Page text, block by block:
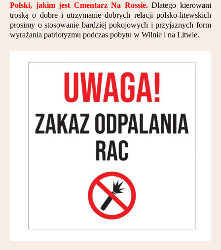
Polski, jakim jest Cmentarz Na Rossie.Dlatego kierowani
troską o dobre i utrzymanie dobrych relacji polsko-litewskich
prosimy o stosowanie bardziej pokojowych i przyjaznych form
wyrażania patriotyzmu podczas pobytu w Wilnie i na Litwie.